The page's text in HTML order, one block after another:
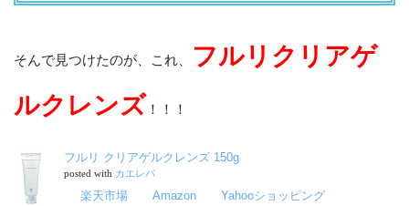
そんで見つけたのが、これ、
フルリクリアゲ
ルクレンズ ！！！
フルリ クリアゲルクレンズ 150g
posted with カエレバ
楽天市場 Amazon Yahooショッピング